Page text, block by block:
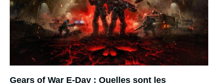
Gears of War E-Day : Quelles sont les